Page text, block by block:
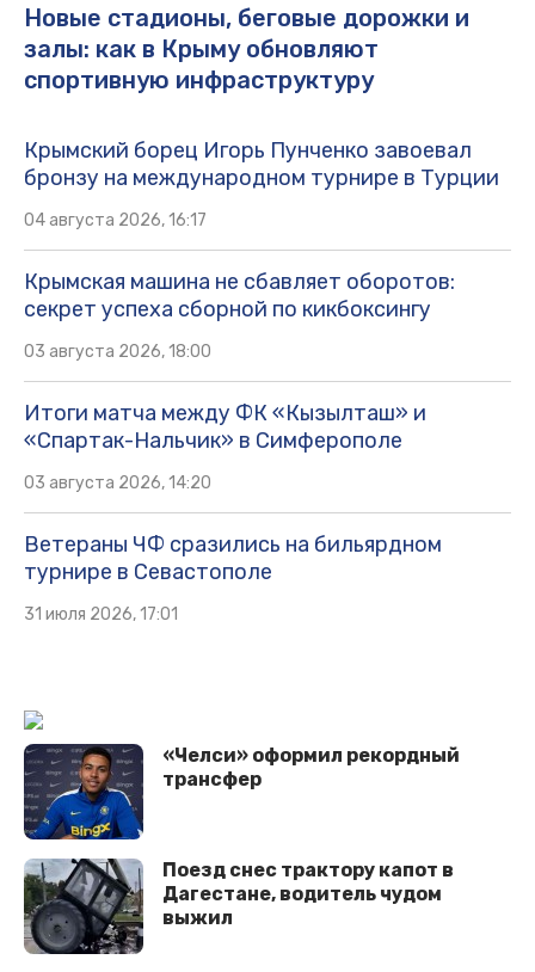
Новые стадионы, беговые дорожки и
залы: как в Крыму обновляют
спортивную инфраструктуру
Крымский борец Игорь Пунченко завоевал
бронзу на международном турнире в Турции
04 августа 2026, 16:17
Крымская машина не сбавляет оборотов:
секрет успеха сборной по кикбоксингу
03 августа 2026, 18:00
Итоги матча между ФК «Кызылташ» и
«Спартак-Нальчик» в Симферополе
03 августа 2026, 14:20
Ветераны ЧФ сразились на бильярдном
турнире в Севастополе
31 июля 2026, 17:01
«Челси» оформил рекордный
трансфер
Поезд снес трактору капот в
Дагестане, водитель чудом
выжил